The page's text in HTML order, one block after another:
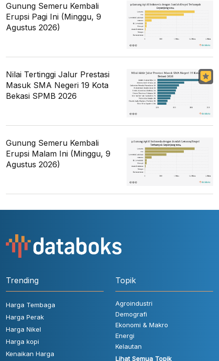
Gunung Semeru Kembali
Erupsi Pagi Ini (Minggu, 9
Agustus 2026)
Nilai Tertinggi Jalur Prestasi
Masuk SMA Negeri 19 Kota
Bekasi SPMB 2026
Gunung Semeru Kembali
Erupsi Malam Ini (Minggu, 9
Agustus 2026)
Trending
Harga Tembaga
Harga Perak
Harga Nikel
Harga kopi
Kenaikan Harga
Topik
Agroindustri
Demografi
Ekonomi & Makro
Energi
Kelautan
Lihat Semua Topik